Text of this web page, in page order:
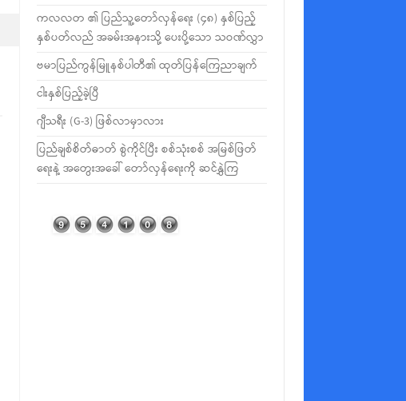
ကလလတ ၏ ပြည်သူ့တော်လှန်ရေး (၄၈) နှစ်ပြည့်
နှစ်ပတ်လည် အခမ်းအနားသို့ ပေးပို့သော သဝဏ်လွှာ
ဗမာပြည်ကွန်မြူနစ်ပါတီ၏ ထုတ်ပြန်ကြေညာချက်
ငါးနှစ်ပြည့်ခဲ့ပြီ
ဂျီသရီး (G-3) ဖြစ်လာမှာလား
ပြည်ချစ်စိတ်ဓာတ် စွဲကိုင်ပြီး စစ်သုံးစစ် အမြစ်ဖြတ်
ရေးနဲ့ အတွေးအခေါ် တော်လှန်ရေးကို ဆင်နွှဲကြ